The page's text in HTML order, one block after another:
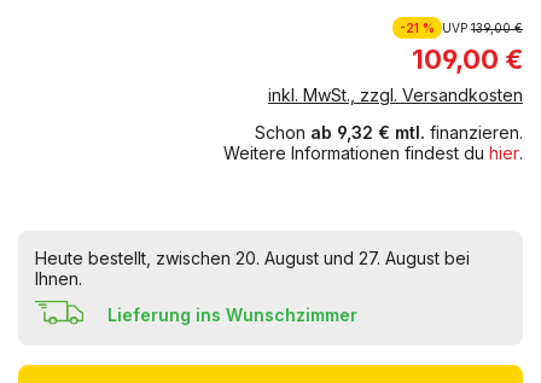
-21 % UVP139,00 €
109,00 €
inkl. MwSt., zzgl. Versandkosten
Schon ab 9,32 € mtl. finanzieren.
Weitere Informationen findest du hier.
Heute bestellt, zwischen 20. August und 27. August bei
Ihnen.
Lieferung ins Wunschzimmer